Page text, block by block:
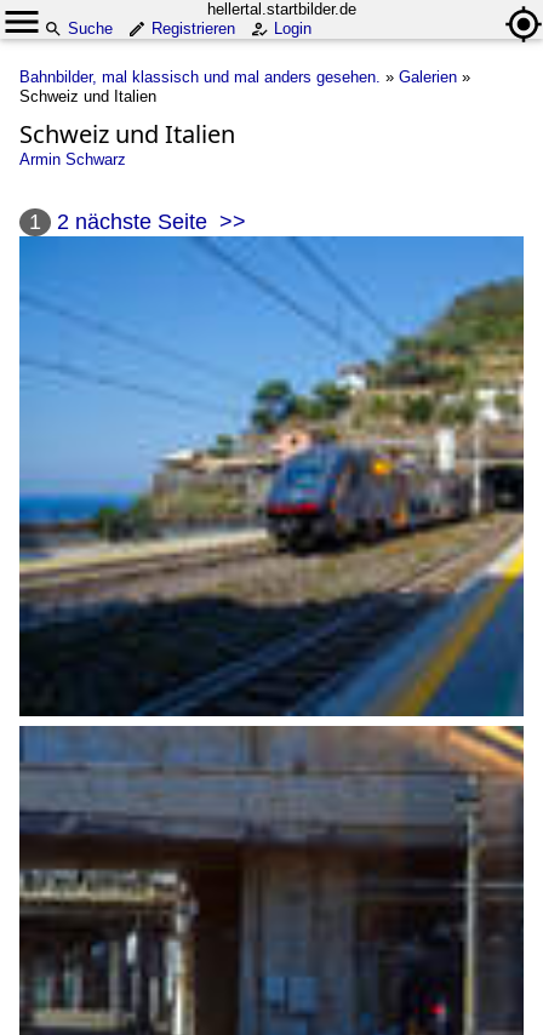
hellertal.startbilder.de
Suche
Registrieren Login
Bahnbilder, mal klassisch und mal anders gesehen. » Galerien »
Schweiz und Italien
Schweiz und Italien
Armin Schwarz
1 2 nächste Seite >>